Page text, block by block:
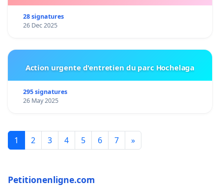
28 signatures
26 Dec 2025
Action urgente d'entretien du parc Hochelaga
295 signatures
26 May 2025
1 2 3 4 5 6 7 »
Petitionenligne.com